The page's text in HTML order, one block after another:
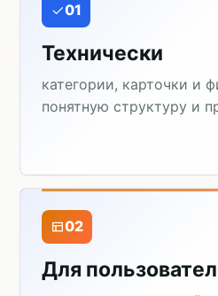
01
Технически
категории, карточки и
понятную структуру и
02
Для